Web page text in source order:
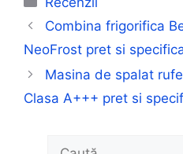
Combina frigorifica
NeoFrost pret si
Masina de spalat
Clasa A+++ pret si